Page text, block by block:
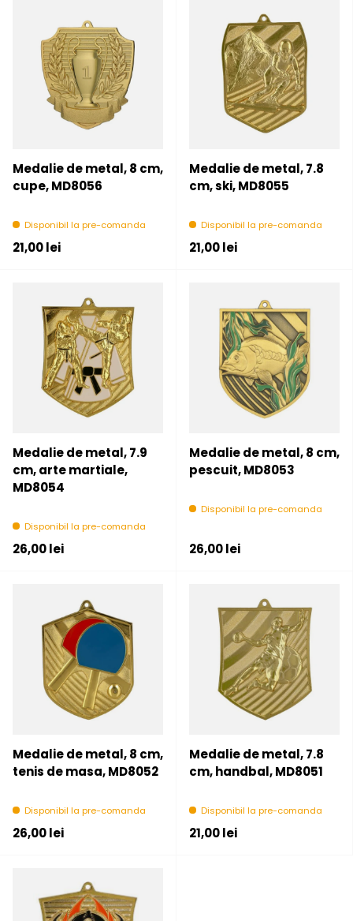
Medalie de metal, 8 cm,
cupe, MD8056
Disponibil la pre-comanda
Pret initial
21,00 lei
Medalie de metal, 7.8
cm, ski, MD8055
Disponibil la pre-comanda
Pret initial
21,00 lei
Medalie de metal, 7.9
cm, arte martiale,
MD8054
Disponibil la pre-comanda
Pret initial
26,00 lei
Medalie de metal, 8 cm,
pescuit, MD8053
Disponibil la pre-comanda
Pret initial
26,00 lei
Medalie de metal, 8 cm,
tenis de masa, MD8052
Disponibil la pre-comanda
Pret initial
26,00 lei
Medalie de metal, 7.8
cm, handbal, MD8051
Disponibil la pre-comanda
Pret initial
21,00 lei